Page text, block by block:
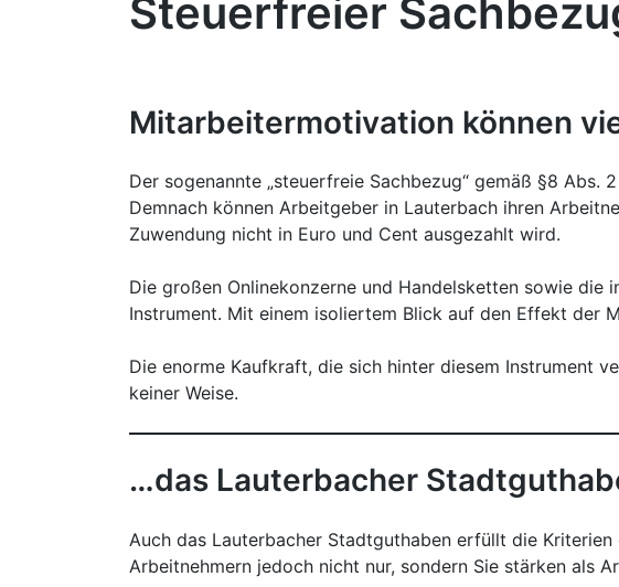
Steuerfreier
Mitarbeitermotivation können
Der sogenannte „steuerfreie Sachbezug“ gemäß §8
Demnach können Arbeitgeber in Lauterbach ihren
Zuwendung nicht in Euro und Cent ausgezahlt wird.
Die großen Onlinekonzerne und Handelsketten sowie
Instrument. Mit einem isoliertem Blick auf den Effekt der
Die enorme Kaufkraft, die sich hinter diesem Instrument
keiner Weise.
…das Lauterbacher
Auch das Lauterbacher Stadtguthaben erfüllt die
Arbeitnehmern jedoch nicht nur, sondern Sie stärken als